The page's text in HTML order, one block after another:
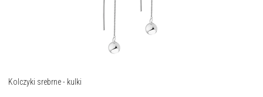
Kolczyki srebrne - kulki